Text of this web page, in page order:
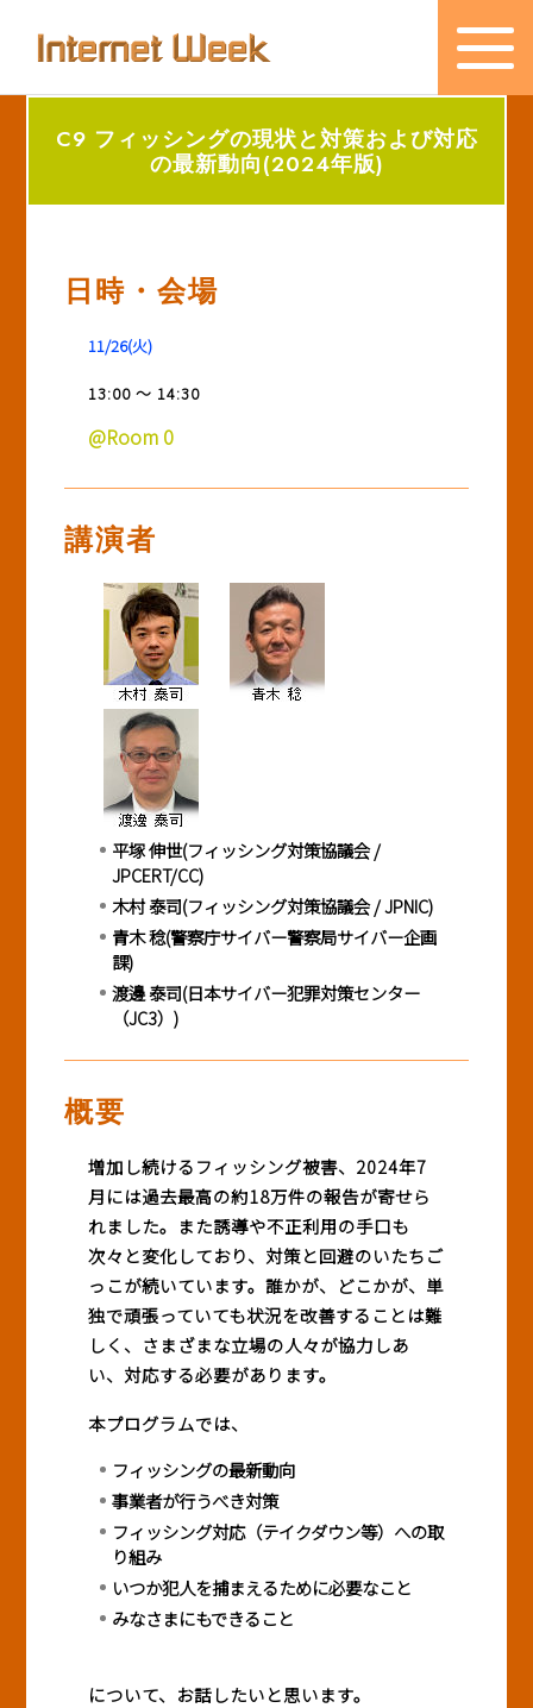
Internet Week とは
主催・後援・委員
メディア掲載
BASICオンデマンド
参加申込
マイページ
C9 フィッシングの現状と対策および対応
の最新動向(2024年版)
日時・会場
11/26(火)
13:00 ～ 14:30
@Room 0
講演者
平塚 伸世(フィッシング対策協議会 /
JPCERT/CC)
木村 泰司(フィッシング対策協議会 / JPNIC)
青木 稔(警察庁サイバー警察局サイバー企画
課)
渡邊 泰司(日本サイバー犯罪対策センター
（JC3）)
概要
増加し続けるフィッシング被害、2024年7
月には過去最高の約18万件の報告が寄せら
れました。また誘導や不正利用の手口も
次々と変化しており、対策と回避のいたちご
っこが続いています。誰かが、どこかが、単
独で頑張っていても状況を改善することは難
しく、さまざまな立場の人々が協力しあ
い、対応する必要があります。
本プログラムでは、
フィッシングの最新動向
事業者が行うべき対策
フィッシング対応（テイクダウン等）への取
り組み
いつか犯人を捕まえるために必要なこと
みなさまにもできること
について、お話したいと思います。